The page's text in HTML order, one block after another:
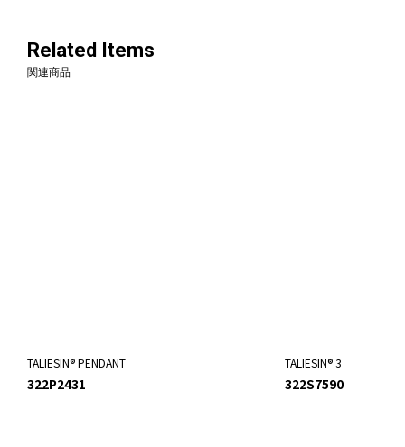
Related Items
関連商品
TALIESIN® PENDANT
322P2431
TALIESIN® 3
322S7590